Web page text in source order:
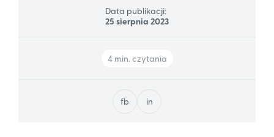
Data publikacji:
25 sierpnia 2023
4 min. czytania
fb in